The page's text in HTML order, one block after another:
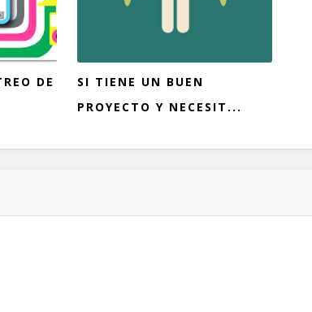
DE
SI TIENE UN BUEN
PROYECTO Y NECESIT...